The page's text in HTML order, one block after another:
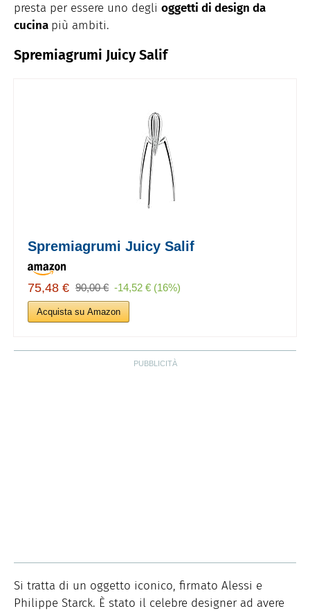
presta per essere uno degli oggetti di design da
cucina più ambiti.
Spremiagrumi Juicy Salif
Spremiagrumi Juicy Salif
75,48 € 90,00 € -14,52 € (16%)
Acquista su Amazon
Si tratta di un oggetto iconico, firmato Alessi e
Philippe Starck. È stato il celebre designer ad avere